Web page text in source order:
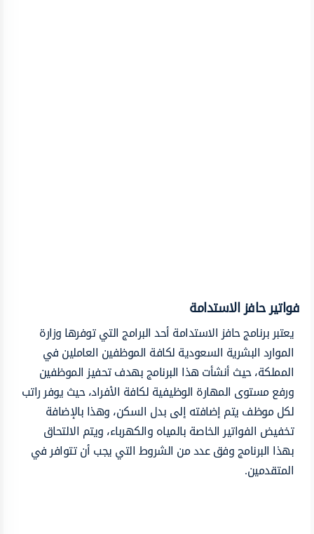
فواتير حافز الاستدامة
يعتبر برنامج حافز الاستدامة أحد البرامج التي توفرها وزارة
الموارد البشرية السعودية لكافة الموظفين العاملين في
المملكة، حيث أنشأت هذا البرنامج بهدف تحفيز الموظفين
ورفع مستوى المهارة الوظيفية لكافة الأفراد، حيث يوفر راتب
لكل موظف يتم إضافته إلى بدل السكن، وهذا بالإضافة
تخفيض الفواتير الخاصة بالمياه والكهرباء، ويتم الالتحاق
بهذا البرنامج وفق عدد من الشروط التي يجب أن تتوافر في
المتقدمين.